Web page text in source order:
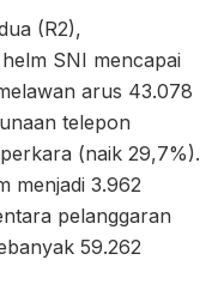
(R2),
SNI mencapai
arus 43.078
telepon
(naik 29,7%).
menjadi 3.962
pelanggaran
59.262